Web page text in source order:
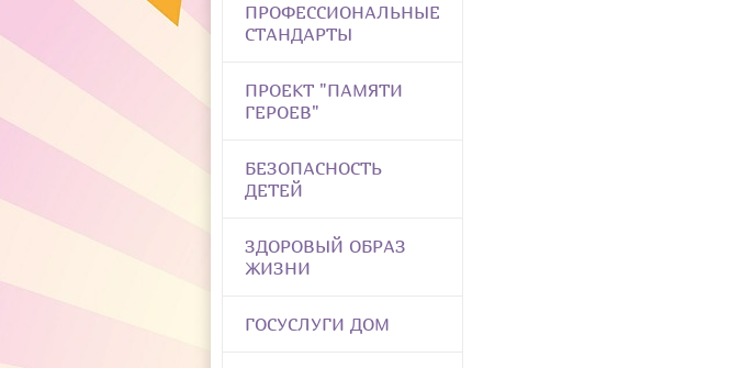
ПРОФЕССИОНАЛЬНЫЕ
СТАНДАРТЫ
ПРОЕКТ "ПАМЯТИ
ГЕРОЕВ"
БЕЗОПАСНОСТЬ
ДЕТЕЙ
ЗДОРОВЫЙ ОБРАЗ
ЖИЗНИ
ГОСУСЛУГИ ДОМ